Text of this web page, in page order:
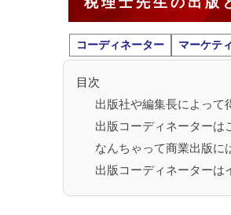
コーディネーター マーケテ
目次
出版社や編集長によって
出版コーディネーターは
なんちゃって商業出版に
出版コーディネーターは